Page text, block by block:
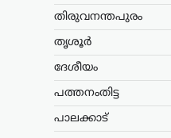
തിരുവനന്തപുരം
തൃശൂർ
ദേശീയം
പത്തനംതിട്ട
പാലക്കാട്
കേസുമായി
പേരെ